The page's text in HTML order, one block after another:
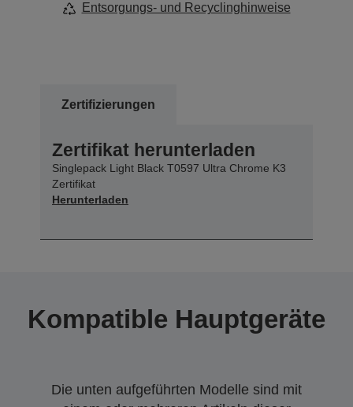
Entsorgungs- und Recyclinghinweise
Zertifizierungen
Zertifikat herunterladen
Singlepack Light Black T0597 Ultra Chrome K3
Zertifikat
Herunterladen
Kompatible Hauptgeräte
Die unten aufgeführten Modelle sind mit